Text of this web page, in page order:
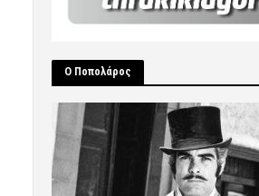
Ο Ποπολάρος